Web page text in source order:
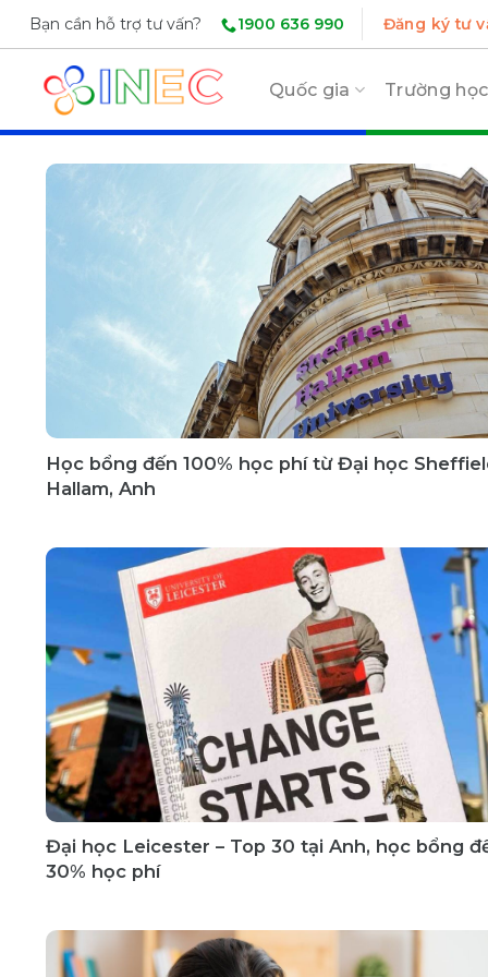
Skip
content
Bạn cần hỗ trợ tư vấn? 1900 636 990 Đăng ký tư
Quốc gia Trường học
Học bổng đến 100% học phí từ Đại học
Hallam, Anh
Đại học Leicester – Top 30 tại Anh, học bổng
30% học phí